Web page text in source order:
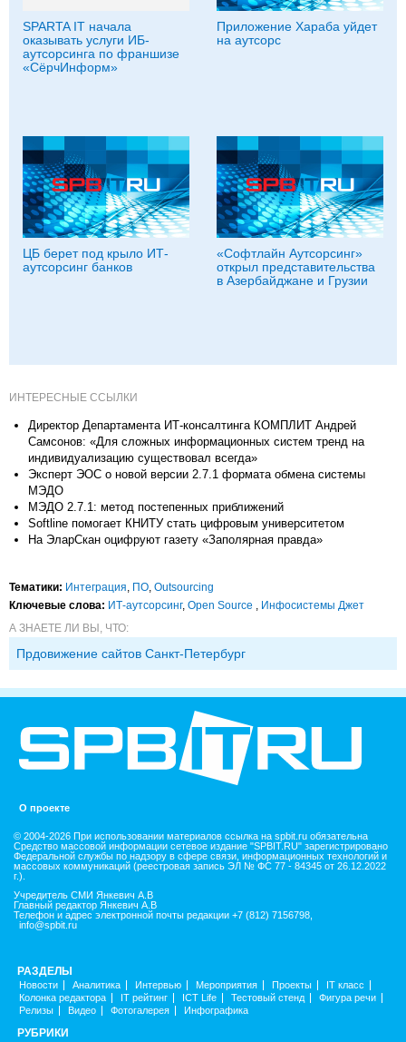
SPARTA IT начала
оказывать услуги ИБ-
аутсорсинга по франшизе
«СёрчИнформ»
Приложение Хараба уйдет
на аутсорс
ЦБ берет под крыло ИТ-
аутсорсинг банков
«Софтлайн Аутсорсинг»
открыл представительства
в Азербайджане и Грузии
ИНТЕРЕСНЫЕ ССЫЛКИ
Директор Департамента ИТ-консалтинга КОМПЛИТ Андрей
Самсонов: «Для сложных информационных систем тренд на
индивидуализацию существовал всегда»
Эксперт ЭОС о новой версии 2.7.1 формата обмена системы
МЭДО
МЭДО 2.7.1: метод постепенных приближений
Softline помогает КНИТУ стать цифровым университетом
На ЭларСкан оцифруют газету «Заполярная правда»
Тематики: Интеграция ПО Outsourcing
Ключевые слова: ИТ-аутсорсинг, Open Source
Инфосистемы Джет
А ЗНАЕТЕ ЛИ ВЫ, ЧТО:
Прдовижение сайтов Санкт-Петербург
О проекте
© 2004-2026 При использовании материалов ссылка на spbit.ru обязательна
Средство массовой информации сетевое издание "SPBIT.RU" зарегистрировано
Федеральной службы по надзору в сфере связи, информационных технологий и
массовых коммуникаций (реестровая запись ЭЛ № ФС 77 - 84345 от 26.12.2022
г.).
Учредитель СМИ Янкевич А.В
Главный редактор Янкевич А.В
Телефон и адрес электронной почты редакции +7 (812) 7156798,
info@spbit.ru
РАЗДЕЛЫ
Новости Аналитика Интервью Мероприятия Проекты
IT класс
Колонка редактора
IT рейтинг ICT Life Тестовый стенд
Фигура речи
Релизы
Видео Фотогалерея Инфографика
РУБРИКИ